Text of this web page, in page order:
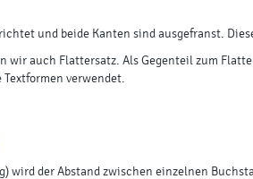
und beide Kanten sind ausgefranst.
wir auch Flattersatz. Als Gegenteil zum
verwendet.
wird der Abstand zwischen einzelnen